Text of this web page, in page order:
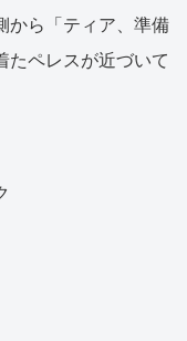
から「ティア、準備
たペレスが近づいて